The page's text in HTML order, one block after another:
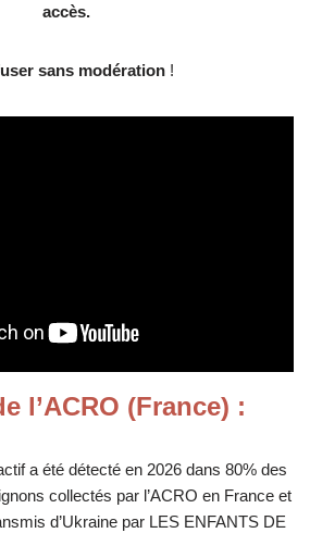
accès.
sans modération !
l’ACRO (France) :
a été détecté en 2026 dans 80% des
collectés par l’ACRO en France et
d’Ukraine par LES ENFANTS DE